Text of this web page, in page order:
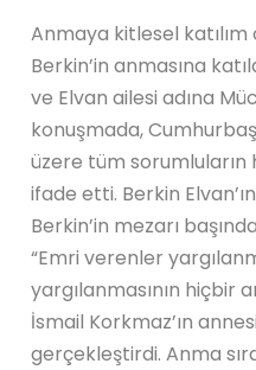
Anmaya kitlesel
Berkin’in anmasına
ve Elvan ailesi adına
konuşmada,
üzere tüm
ifade etti. Berkin
Berkin’in mezarı
“Emri verenler
yargılanmasının hiçbir
İsmail Korkmaz’ın
gerçekleştirdi. Anma